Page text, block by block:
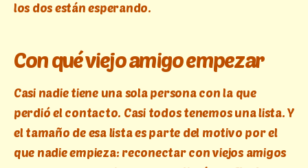
los dos están esperando.
Con qué viejo amigo empezar
Casi nadie tiene una sola persona con la que
perdió el contacto. Casi todos tenemos una lista. Y
el tamaño de esa lista es parte del motivo por el
que nadie empieza: reconectar con viejos amigos